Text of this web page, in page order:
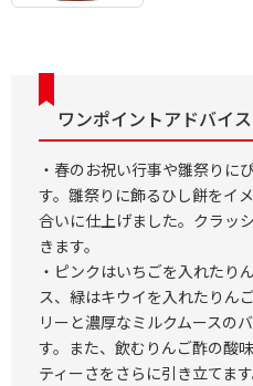
ワンポイントアドバイス
・春のお祝い行事や雛祭りに
す。雛祭りに飾るひし餅をイ
合いに仕上げました。クラッ
きます。
・ピンクはいちごを入れたり
ス、緑はキウイを入れたりん
リーと濃厚なミルクムースの
す。また、飲むりんご酢の酸
ティーさをさらに引き立てます